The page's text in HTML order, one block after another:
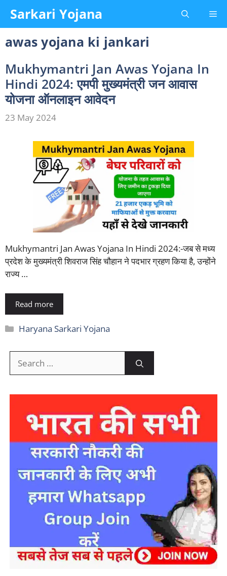
content
Sarkari Yojana
awas yojana ki jankari
Mukhymantri Jan Awas Yojana In
Hindi 2024: एमपी मुख्यमंत्री जन आवास
योजना ऑनलाइन आवेदन
23 May 2024
Mukhymantri Jan Awas Yojana In Hindi 2024:-जब से मध्य
प्रदेश के मुख्यमंत्री शिवराज सिंह चौहान ने पदभार ग्रहण किया है, उन्होंने
राज्य …
Read more
Categories
Haryana Sarkari Yojana
for: